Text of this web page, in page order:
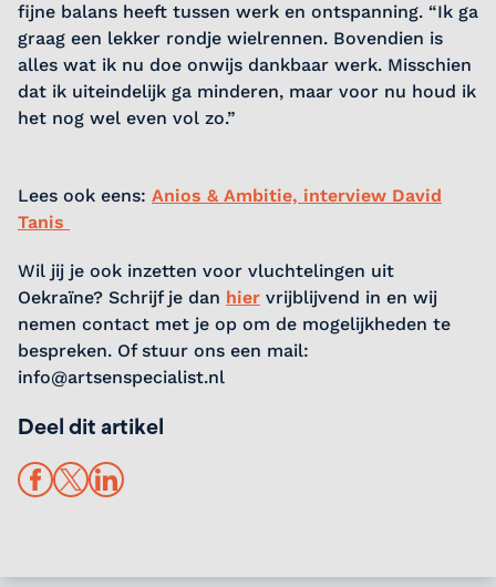
fijne balans heeft tussen werk en ontspanning. “Ik ga
graag een lekker rondje wielrennen. Bovendien is
alles wat ik nu doe onwijs dankbaar werk. Misschien
dat ik uiteindelijk ga minderen, maar voor nu houd ik
het nog wel even vol zo.”
Lees ook eens: Anios & Ambitie, interview David
Tanis
Wil jij je ook inzetten voor vluchtelingen uit
Oekraïne? Schrijf je dan hier vrijblijvend in en wij
nemen contact met je op om de mogelijkheden te
bespreken. Of stuur ons een mail:
info@artsenspecialist.nl
Deel dit artikel
Facebook
X LinkedIn